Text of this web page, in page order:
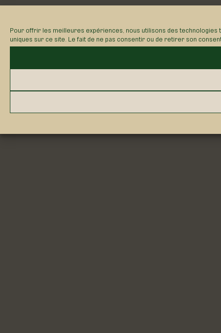
Pour offrir les meilleures expériences, nous utilisons des
uniques sur ce site. Le fait de ne pas consentir ou de retirer son